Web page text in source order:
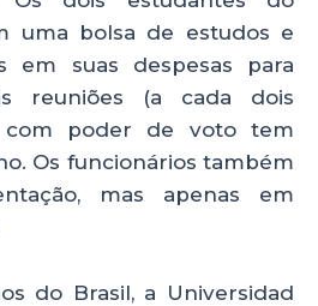
uma bolsa de estudos e
em suas despesas para
reuniões (a cada dois
com poder de voto tem
Os funcionários também
mas apenas em
do Brasil, a Universidad